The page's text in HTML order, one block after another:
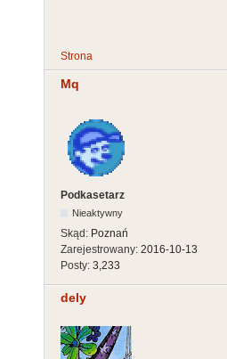
Strona
Mq
Podkasetarz
Nieaktywny
Skąd: Poznań
Zarejestrowany: 2016-10-13
Posty: 3,233
dely